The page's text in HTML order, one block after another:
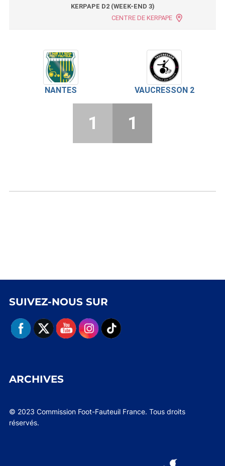
KERPAPE D2 (WEEK-END 3)
CENTRE DE KERPAPE
NANTES VAUCRESSON 2
1 1
SUIVEZ-NOUS SUR
ARCHIVES
© 2023 Commission Foot-Fauteuil France. Tous droits
réservés.